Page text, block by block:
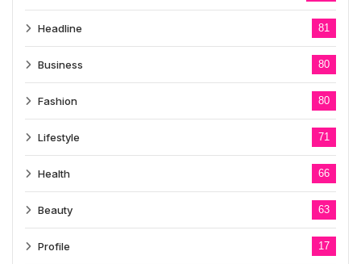
Headline 81
Business 80
Fashion 80
Lifestyle 71
Health 66
Beauty 63
Profile 17